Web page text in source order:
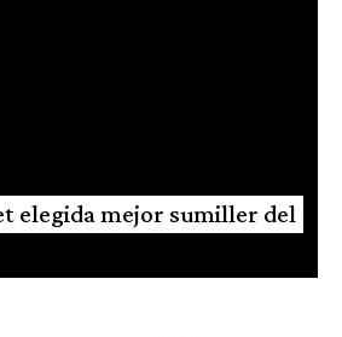
elegida mejor sumiller del